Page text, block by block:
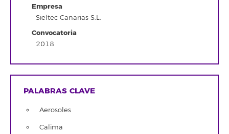
Empresa
Sieltec Canarias S.L.
Convocatoria
2018
PALABRAS CLAVE
Aerosoles
Calima